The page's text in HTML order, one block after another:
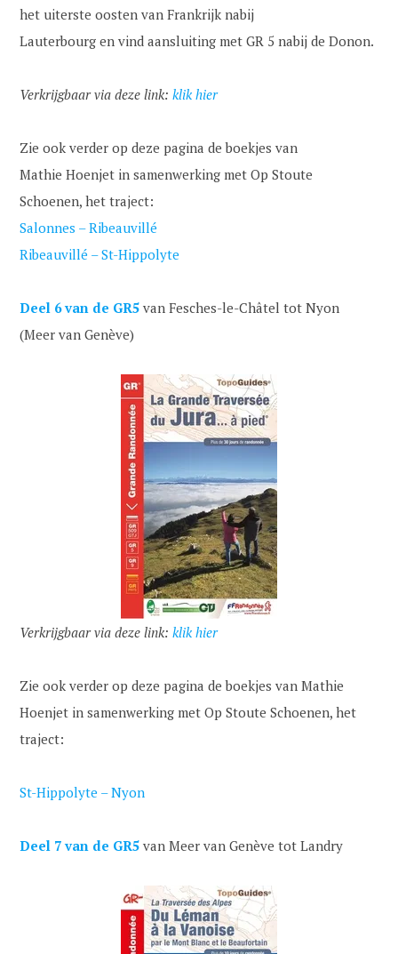
het uiterste oosten van Frankrijk nabij
Lauterbourg en vind aansluiting met GR 5 nabij de Donon.
Verkrijgbaar via deze link:klik hier
Zie ook verder op deze pagina de boekjes van
Mathie Hoenjet in samenwerking met Op Stoute
Schoenen, het traject:
Salonnes – Ribeauvillé
Ribeauvillé – St-Hippolyte
Deel 6 van de GR5 van Fesches-le-Châtel tot Nyon
(Meer van Genève)
Verkrijgbaar via deze link:klik hier
Zie ook verder op deze pagina de boekjes van Mathie
Hoenjet in samenwerking met Op Stoute Schoenen, het
traject:
St-Hippolyte – Nyon
Deel 7 van de GR5 van Meer van Genève tot Landry